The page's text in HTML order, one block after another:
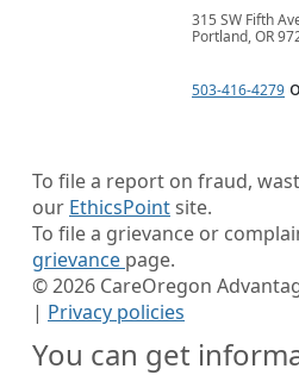
315 SW Fifth
Portland, OR
503-416-4279
To file a report on fraud,
our EthicsPointsite.
To file a grievance or
grievance page.
©2026 CareOregon
| Privacy policies
You can get